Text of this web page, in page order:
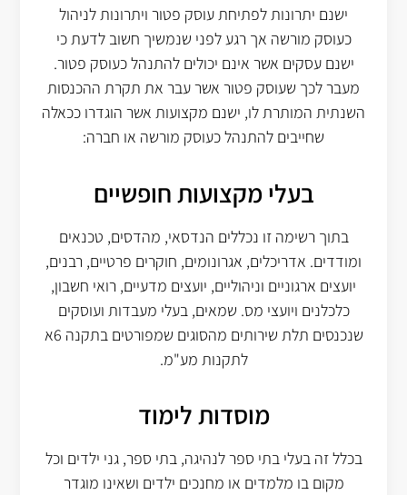
ישנם יתרונות לפתיחת עוסק פטור ויתרונות לניהול
כעוסק מורשה אך רגע לפני שנמשיך חשוב לדעת כי
ישנם עסקים אשר אינם יכולים להתנהל כעוסק פטור.
מעבר לכך שעוסק פטור אשר עבר את תקרת ההכנסות
השנתית המותרת לו, ישנם מקצועות אשר הוגדרו ככאלה
שחייבים להתנהל כעוסק מורשה או חברה:
בעלי מקצועות חופשיים
בתוך רשימה זו נכללים הנדסאי, מהדסים, טכנאים
ומודדים. אדריכלים, אגרונומים, חוקרים פרטיים, רבנים,
יועצים ארגוניים וניהוליים, יועצים מדעיים, רואי חשבון,
כלכלנים ויועצי מס. שמאים, בעלי מעבדות ועוסקים
שנכנסים תלת שירותים מהסוגים שמפורטים בתקנה 6א
לתקנות מע"מ.
מוסדות לימוד
בכלל זה בעלי בתי ספר לנהיגה, בתי ספר, גני ילדים וכל
מקום בו מלמדים או מחנכים ילדים ושאינו מוגדר